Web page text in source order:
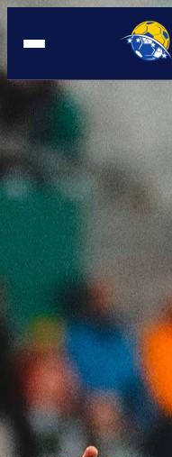
BIVŠI
18:44, 20.02.2025
PJANIĆ
Kakva poruka
Autor:
BHFudbal.ba
18:44, 20.02.2025